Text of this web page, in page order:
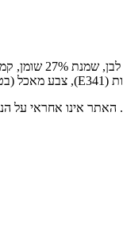
אינו אחראי על